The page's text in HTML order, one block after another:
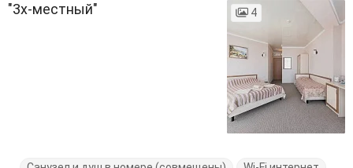
"3х-местный" 4